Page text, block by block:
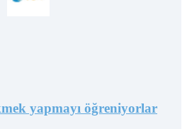
yapmayı öğreniyorlar